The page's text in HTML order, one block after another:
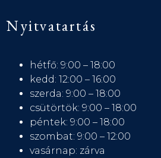
Nyitvatartás
hétfő: 9:00 – 18:00
kedd: 12:00 – 16:00
szerda: 9:00 – 18:00
csütörtök: 9:00 – 18:00
péntek: 9:00 – 18:00
szombat: 9:00 – 12:00
vasárnap: zárva